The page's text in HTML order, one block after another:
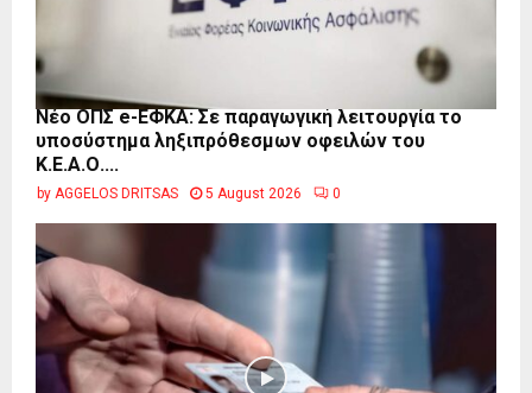
Νέο ΟΠΣ e-ΕΦΚΑ: Σε παραγωγική λειτουργία το
υποσύστημα ληξιπρόθεσμων οφειλών του
Κ.Ε.Α.Ο....
by AGGELOS DRITSAS 5 August 2026 0